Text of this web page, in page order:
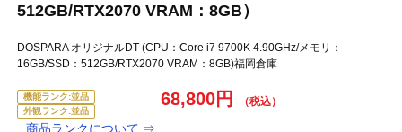
512GB/RTX2070 VRAM：8GB）
DOSPARA オリジナルDT (CPU：Core i7 9700K 4.90GHz/メモリ：
16GB/SSD：512GB/RTX2070 VRAM：8GB)福岡倉庫
機能ランク:並品
外観ランク:並品
商品ランクについて ⇒
68,800円